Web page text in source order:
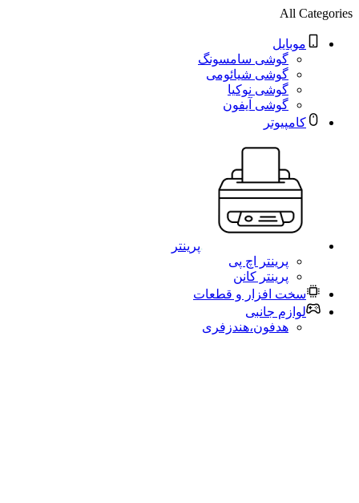
All Categories
موبایل
گوشی سامسونگ
گوشی شیائومی
گوشی نوکیا
گوشی آیفون
کامپیوتر
پرینتر
پرینتر اچ پی
پرینتر کانن
سخت افزار و قطعات
لوازم جانبی
هدفون،هندزفری